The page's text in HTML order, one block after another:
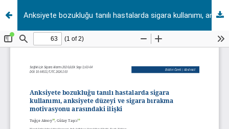
Anksiyete bozukluğu tanılı hastalarda sigara kullanımı, anksiyete düzeyi ve sigara bırakma motivasyonu arasındaki ilişki